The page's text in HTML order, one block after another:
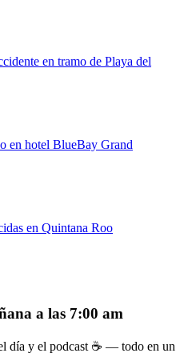
en tramo de Playa del
en hotel BlueBay Grand
en Quintana Roo
a las 7:00 am
día y el podcast ☕ — todo en un